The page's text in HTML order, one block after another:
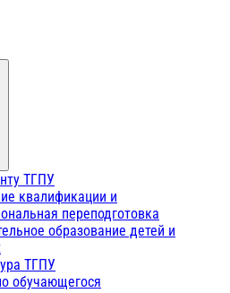
ТГПУ
квалификации и
переподготовка
образование детей и
ТГПУ
обучающегося